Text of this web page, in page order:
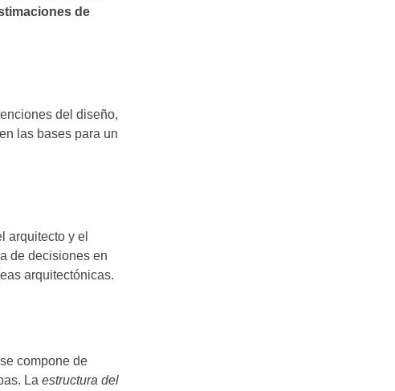
de
del diseño,
las bases para un
arquitecto y el
de decisiones en
arquitectónicas.
compone de
La estructura del